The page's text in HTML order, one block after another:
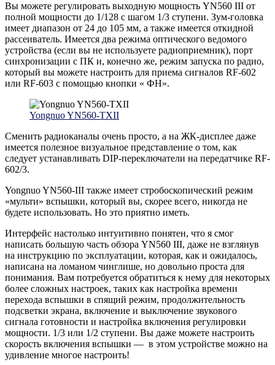
Вы можете регулировать выходную мощность YN560 III от
полной мощности до 1/128 с шагом 1/3 ступени. Зум-головка
имеет диапазон от 24 до 105 мм, а также имеется откидной
рассеиватель. Имеется два режима оптического ведомого
устройства (если вы не используете радиоприемник), порт
синхронизации с ПК и, конечно же, режим запуска по радио,
который вы можете настроить для приема сигналов RF-602
или RF-603 с помощью кнопки « ФН».
Yongnuo YN560-TXII
Сменить радиоканалы очень просто, а на ЖК-дисплее даже
имеется полезное визуальное представление о том, как
следует устанавливать DIP-переключатели на передатчике RF-
602/3.
Yongnuo YN560-III также имеет стробоскопический режим
«мульти» вспышки, который вы, скорее всего, никогда не
будете использовать. Но это приятно иметь.
Интерфейс настолько интуитивно понятен, что я смог
написать большую часть обзора YN560 III, даже не взглянув
на инструкцию по эксплуатации, которая, как и ожидалось,
написана на ломаном чинглише, но довольно проста для
понимания. Вам потребуется обратиться к нему для некоторых
более сложных настроек, таких как настройка времени
перехода вспышки в спящий режим, продолжительность
подсветки экрана, включение и выключение звукового
сигнала готовности и настройка включения регулировки
мощности. 1/3 или 1/2 ступени. Вы даже можете настроить
скорость включения вспышки — в этом устройстве можно на
удивление многое настроить!